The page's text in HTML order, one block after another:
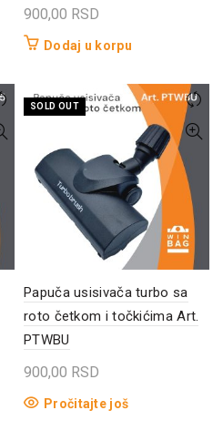
900,00 RSD
Dodaj u korpu
SOLD OUT
Papuča usisivača turbo sa
roto četkom i točkićima Art.
PTWBU
900,00 RSD
Pročitajte još